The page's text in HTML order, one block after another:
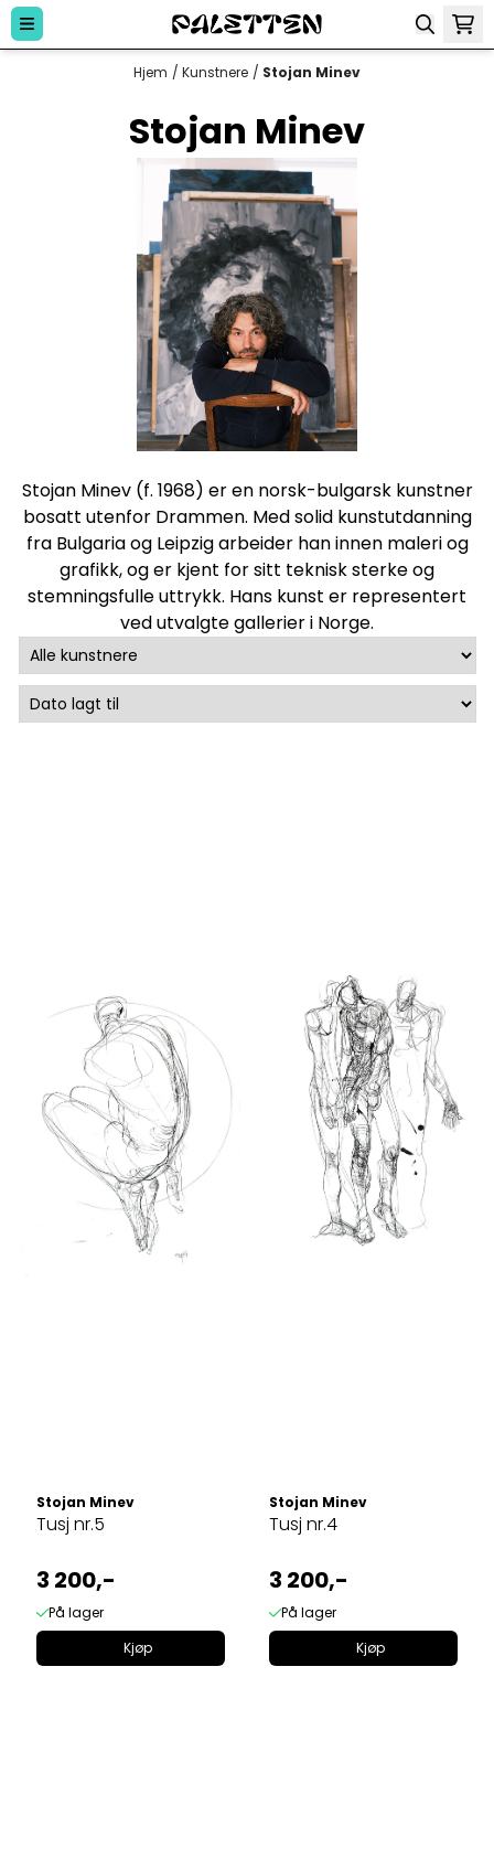
Hopp til innhold
Hjem / Kunstnere / Stojan Minev
Stojan Minev
Stojan Minev(f. 1968) er en norsk-bulgarsk kunstner
bosatt utenfor Drammen. Med solid kunstutdanning
fra Bulgaria og Leipzig arbeider han innen maleriog
grafikk, og er kjent for sitt teknisk sterke og
stemningsfulle uttrykk. Hans kunst er representert
ved utvalgte gallerier i Norge.
Stojan Minev
Tusj nr.5
3 200,-
På lager
Kjøp
Stojan Minev
Tusj nr.4
3 200,-
På lager
Kjøp